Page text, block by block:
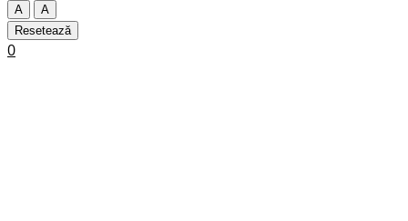
A
A
Resetează
0